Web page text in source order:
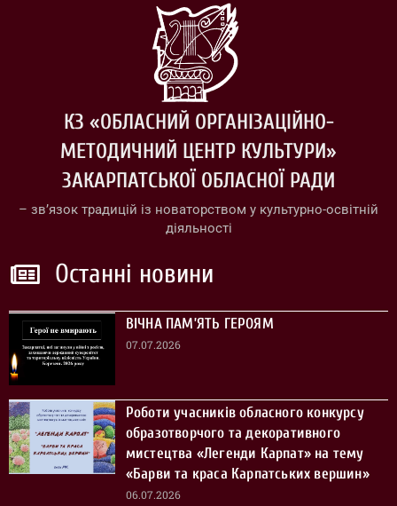
КЗ «ОБЛАСНИЙ ОРГАНІЗАЦІЙНО-
МЕТОДИЧНИЙ ЦЕНТР КУЛЬТУРИ»
ЗАКАРПАТСЬКОЇ ОБЛАСНОЇ РАДИ
– зв’язок традицій із новаторством у культурно-освітній
діяльності
Останні новини
ВІЧНА ПАМ’ЯТЬ ГЕРОЯМ
07.07.2026
Роботи учасників обласного конкурсу
образотворчого та декоративного
мистецтва «Легенди Карпат» на тему
«Барви та краса Карпатських вершин»
06.07.2026